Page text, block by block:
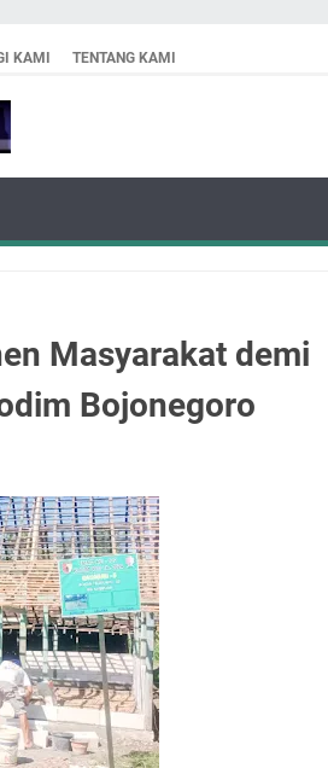
KAMI TENTANG KAMI
Masyarakat demi
Bojonegoro